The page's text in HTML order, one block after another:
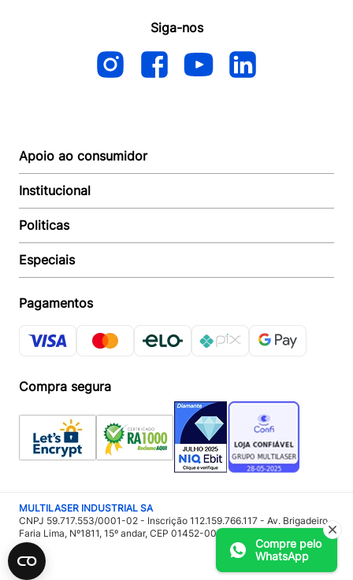
Compre pelo
WhatsApp
Siga-nos
Apoio ao consumidor
Autoatendimento
Suporte e reparo
Acompanhar Entrega
Baixe o APP
Institucional
Quem somos
Revendedor
Seja um Revendedor
Trabalhe conosco
Responsabilidade Ambiental:
Imprensa
Politicas
Política de Entrega
Política de Pagamento
Política de Privacidade
Política Troca e Devolução
Regulamento de Cashback
Especiais
Multicoin
Pagamentos
Compra segura
MULTILASER INDUSTRIAL SA
CNPJ 59.717.553/0001-02 - Inscrição 112.159.766.117 - Av. Brigadeiro
Faria Lima, Nº1811, 15º andar, CEP 01452-001 - São Paulo – SP